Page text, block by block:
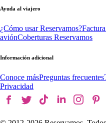
Ayuda al viajero
¿Cómo usar Reservamos?
aviónCoberturas Reservamos
Información adicional
Conoce másPreguntas frecuentes
Privacidad